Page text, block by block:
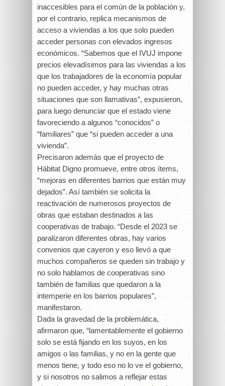
inaccesibles para el común de la población y,
por el contrario, replica mecanismos de
acceso a viviendas a los que solo pueden
acceder personas con elevados ingresos
económicos. “Sabemos que el IVUJ impone
precios elevadísimos para las viviendas a los
que los trabajadores de la economía popular
no pueden acceder, y hay muchas otras
situaciones que son llamativas”, expusieron,
para luego denunciar que el estado viene
favoreciendo a algunos “conocidos” o
“familiares” que “si pueden acceder a una
vivienda”.
Precisaron además que el proyecto de
Hábitat Digno promueve, entre otros ítems,
“mejoras en diferentes barrios que están muy
dejados”. Así también se solicita la
reactivación de numerosos proyectos de
obras que estaban destinados a las
cooperativas de trabajo. “Desde el 2023 se
paralizaron diferentes obras, hay varios
convenios que cayeron y eso llevó a que
muchos compañeros se queden sin trabajo y
no solo hablamos de cooperativas sino
también de familias que quedaron a la
intemperie en los barrios populares”,
manifestaron.
Dada la gravedad de la problemática,
afirmaron que, “lamentablemente el gobierno
solo se está fijando en los suyos, en los
amigos o las familias, y no en la gente que
menos tiene, y todo eso no lo ve el gobierno,
y si nosotros no salimos a reflejar estas